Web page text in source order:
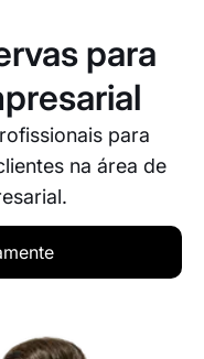
para
para
na área de